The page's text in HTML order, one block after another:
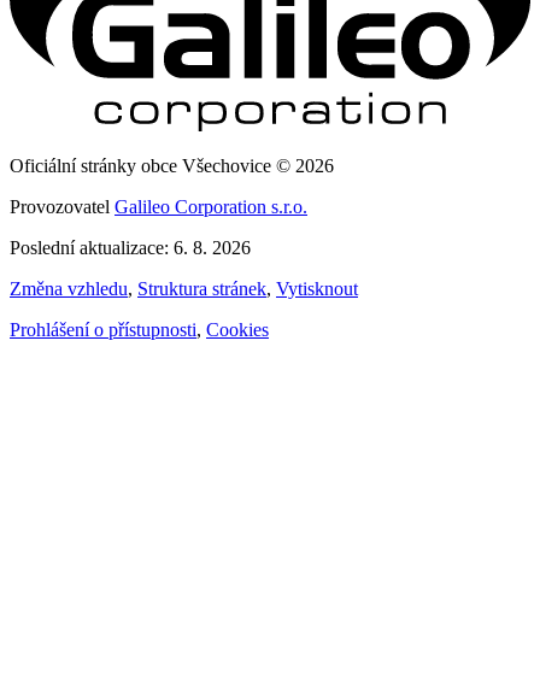
Oficiální stránky obce Všechovice © 2026
Provozovatel Galileo Corporation s.r.o.
Poslední aktualizace: 6. 8. 2026
Změna vzhledu, Struktura stránek, Vytisknout
Prohlášení o přístupnosti, Cookies